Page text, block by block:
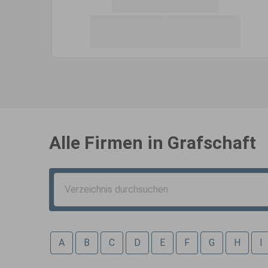
Alle Firmen in Grafschaft
A B C D E F G H I